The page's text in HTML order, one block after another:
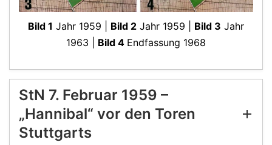
Bild 1 Jahr 1959 | Bild 2 Jahr 1959 | Bild 3 Jahr
1963 | Bild 4 Endfassung 1968
StN 7. Februar 1959 –
„Hannibal“ vor den Toren
Stuttgarts